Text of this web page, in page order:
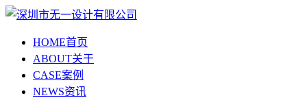
HOME首页
ABOUT关于
CASE案例
NEWS资讯